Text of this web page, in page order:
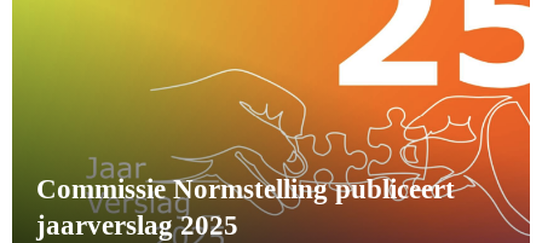
Commissie Normstelling publiceert
jaarverslag 2025